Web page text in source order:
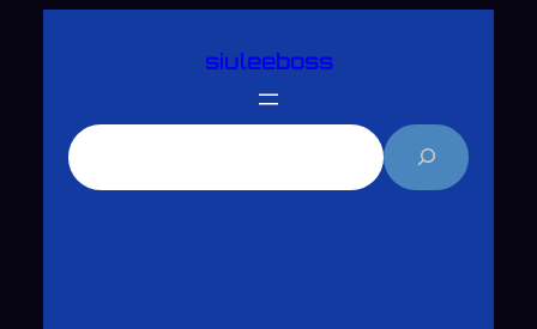
siuleeboss